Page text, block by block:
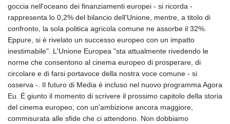
KZT 541.02372
LAK
26086.822873
LBP
103388.630514
LKR 387.81603
LRD 208.397567
LSL 18.831591
LTL 3.402675
LVL 0.697063
LYD 7.359771
goccia nell'oceano dei finanziamenti europei - si ricorda -
rappresenta lo 0,2% del bilancio dell'Unione, mentre, a titolo di
confronto, la sola politica agricola comune ne assorbe il 32%.
Eppure, si è rivelato un successo europeo con un impatto
inestimabile". L'Unione Europea "sta attualmente rivedendo le
norme che consentono al cinema europeo di prosperare, di
circolare e di farsi portavoce della nostra voce comune - si
osserva -. Il futuro di Media è incluso nel nuovo programma Agora
Eu. È giunto il momento di scrivere il prossimo capitolo della storia
del cinema europeo, con un'ambizione ancora maggiore,
commisurata alle sfide che ci attendono. Non dobbiamo